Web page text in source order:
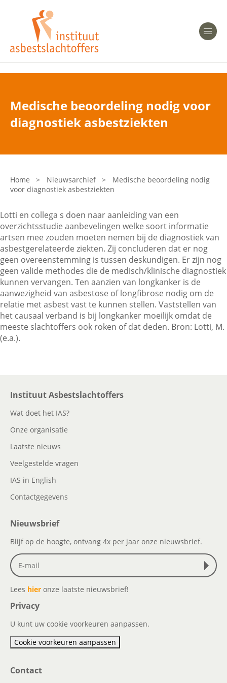
Heeft u Mesothelioom?
Heeft u Asbestose?
Bent u arts?
Asbest en Gezondheid
Laatste nieuws
Onze organisatie
Veelgestelde vragen
Contactgegevens
Zoeken
Medische beoordeling nodig voor
diagnostiek asbestziekten
Home > Nieuwsarchief >
Medische beoordeling nodig
voor diagnostiek asbestziekten
Lotti en collega s doen naar aanleiding van een
overzichtsstudie aanbevelingen welke soort informatie
artsen mee zouden moeten nemen bij de diagnostiek van
asbestgerelateerde ziekten. Zij concluderen dat er nog
geen overeenstemming is tussen deskundigen. Er zijn nog
geen valide methodes die de medisch/klinische diagnostiek
kunnen vervangen. Ten aanzien van longkanker is de
aanwezigheid van asbestose of longfibrose nodig om de
relatie met asbest vast te kunnen stellen. Vaststellen van
het causaal verband is bij longkanker moeilijk omdat de
meeste slachtoffers ook roken of dat deden. Bron: Lotti, M.
(e.a.).
Instituut Asbestslachtoffers
Wat doet het IAS?
Onze organisatie
Laatste nieuws
Veelgestelde vragen
IAS in English
Contactgegevens
Nieuwsbrief
Blijf op de hoogte, ontvang 4x per jaar onze nieuwsbrief.
Lees hier onze laatste nieuwsbrief!
Privacy
U kunt uw cookie voorkeuren aanpassen.
Cookie voorkeuren aanpassen
Contact